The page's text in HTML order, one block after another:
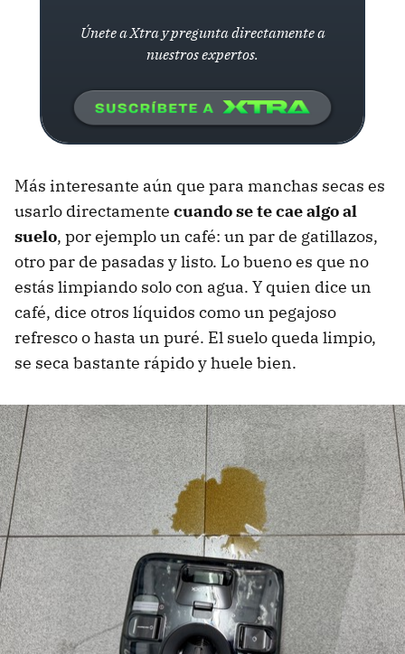
Únete a Xtra y pregunta directamente a
nuestros expertos.
Más interesante aún que para manchas secas es
usarlo directamente cuando se te cae algo al
suelo, por ejemplo un café: un par de gatillazos,
otro par de pasadas y listo. Lo bueno es que no
estás limpiando solo con agua. Y quien dice un
café, dice otros líquidos como un pegajoso
refresco o hasta un puré. El suelo queda limpio,
se seca bastante rápido y huele bien.